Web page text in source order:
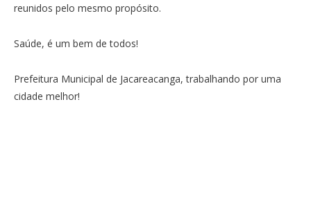
reunidos pelo mesmo propósito.
Saúde, é um bem de todos!
Prefeitura Municipal de Jacareacanga, trabalhando por uma
cidade melhor!